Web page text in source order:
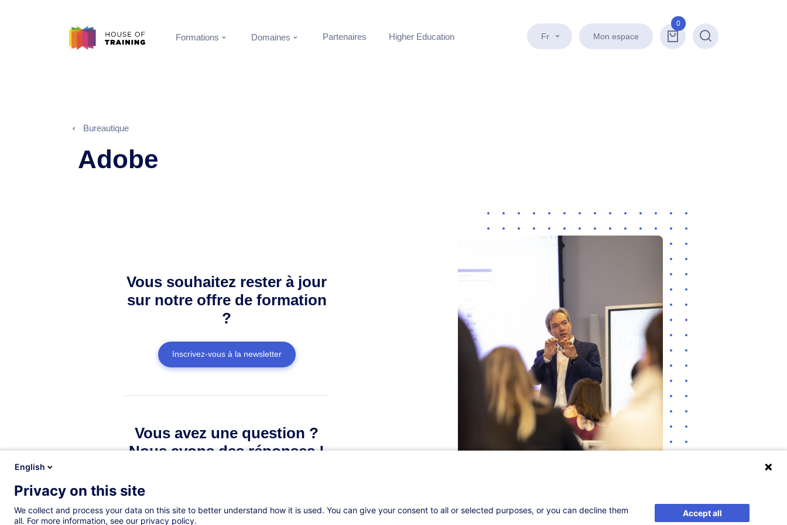
Fr Mon espace
0
Recherche
Formations Domaines Partenaires Higher Education
Bureautique
Adobe
Vous souhaitez rester à jour
sur notre offre de formation
?
Inscrivez-vous à la newsletter
Vous avez une question ?
Nous avons des réponses !
English
Privacy on this site
We collect and process your data on this site to better understand how it is used. You can give your consent to all or selected purposes, or you can decline them
all. For more information, see our privacy policy.
Accept all